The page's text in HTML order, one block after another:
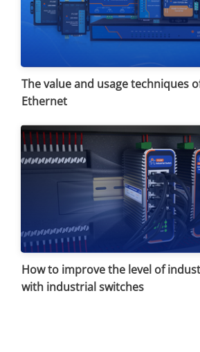
The value and usage techniques
Ethernet
How to improve the level of
with industrial switches